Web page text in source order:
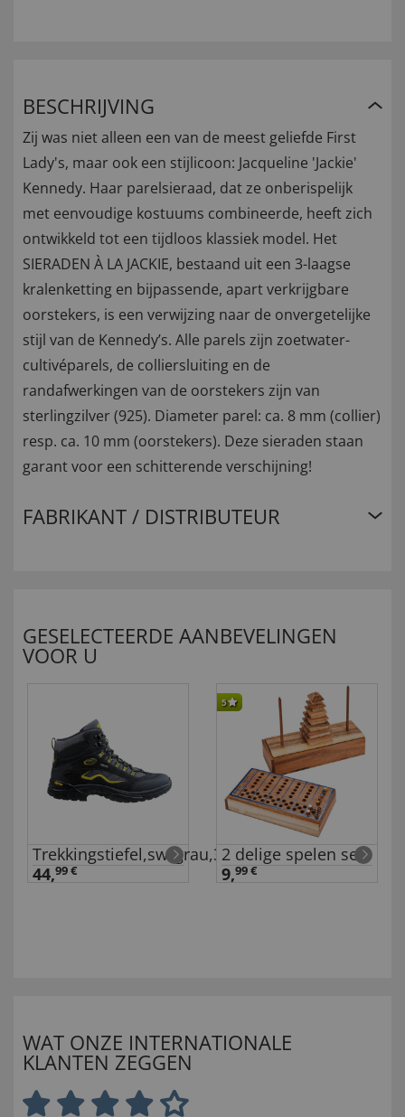
BESCHRIJVING
Zij was niet alleen een van de meest geliefde First
Lady's, maar ook een stijlicoon: Jacqueline 'Jackie'
Kennedy. Haar parelsieraad, dat ze onberispelijk
met eenvoudige kostuums combineerde, heeft zich
ontwikkeld tot een tijdloos klassiek model. Het
SIERADEN À LA JACKIE, bestaand uit een 3-laagse
kralenketting en bijpassende, apart verkrijgbare
oorstekers, is een verwijzing naar de onvergetelijke
stijl van de Kennedy’s. Alle parels zijn zoetwater-
cultivéparels, de colliersluiting en de
randafwerkingen van de oorstekers zijn van
sterlingzilver (925). Diameter parel: ca. 8 mm (collier)
resp. ca. 10 mm (oorstekers). Deze sieraden staan
garant voor een schitterende verschijning!
FABRIKANT / DISTRIBUTEUR
GESELECTEERDE AANBEVELINGEN
VOOR U
Trekkingstiefel,sw/grau,36
44,99 €
5
2 delige spelen set
9,99 €
WAT ONZE INTERNATIONALE
KLANTEN ZEGGEN